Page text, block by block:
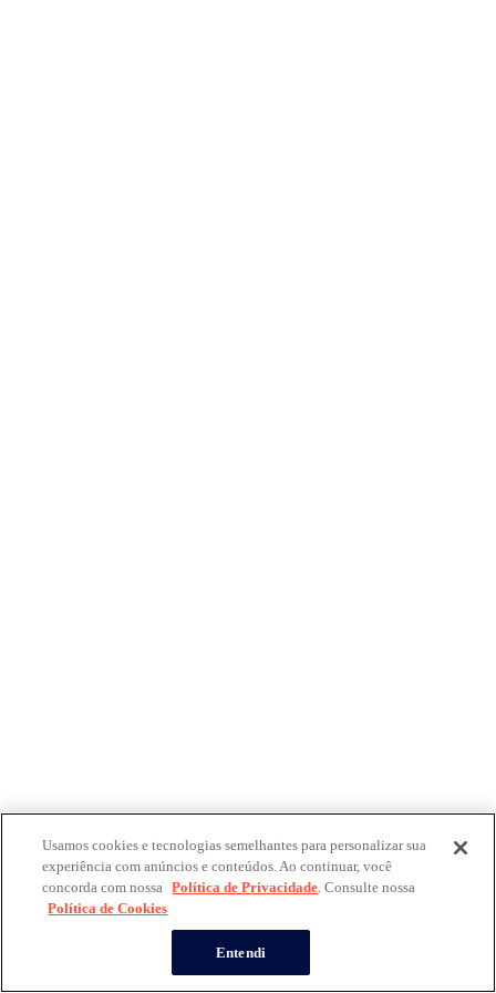
Usamos cookies e tecnologias semelhantes para personalizar sua
experiência com anúncios e conteúdos. Ao continuar, você
concorda com nossa Política de Privacidade. Consulte nossa
Política de Cookies
Entendi